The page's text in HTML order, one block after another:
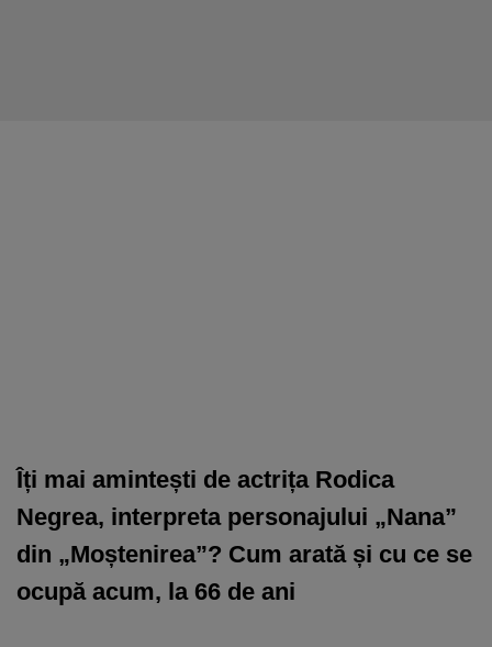
Îți mai amintești de actrița Rodica
Negrea, interpreta personajului „Nana”
din „Moștenirea”? Cum arată și cu ce se
ocupă acum, la 66 de ani